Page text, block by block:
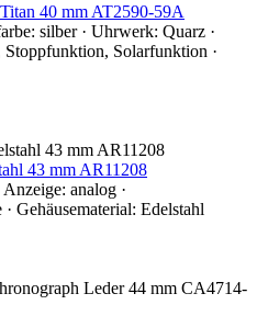
40 mm AT2590-59A
silber · Uhrwerk: Quarz ·
Solarfunktion ·
43 mm AR11208
analog ·
Gehäusematerial: Edelstahl